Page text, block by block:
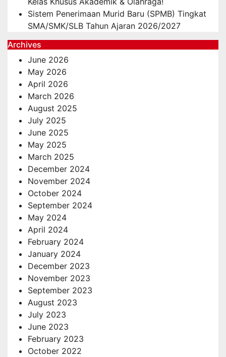
Sistem Penerimaan Murid Baru (SPMB) Tingkat
SMA/SMK/SLB Tahun Ajaran 2026/2027
Archives
June 2026
May 2026
April 2026
March 2026
August 2025
July 2025
June 2025
May 2025
March 2025
December 2024
November 2024
October 2024
September 2024
May 2024
April 2024
February 2024
January 2024
December 2023
November 2023
September 2023
August 2023
July 2023
June 2023
February 2023
October 2022